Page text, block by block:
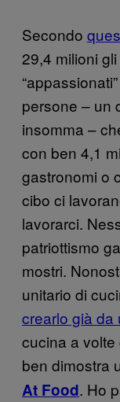
Secondo
29,4 milioni
persone – un
insomma –
con ben 4,1
gastronomi o
cibo ci
lavorarci.
patriottismo
mostri.
unitario di
crearlo già da
cucina a
ben dimostra
At Food. Ho